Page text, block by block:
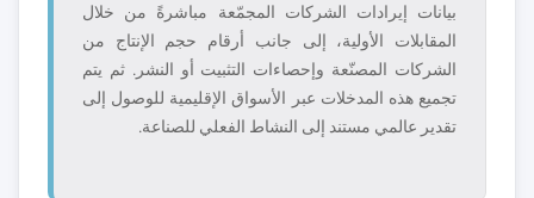
بيانات إيرادات الشركات المجمّعة مباشرةً من خلال
المقابلات الأولية، إلى جانب أرقام حجم الإنتاج من
الشركات المصنّعة وإحصاءات التثبيت أو النشر. ثم يتم
تجميع هذه المدخلات عبر الأسواق الإقليمية للوصول إلى
تقدير عالمي مستند إلى النشاط الفعلي للصناعة.